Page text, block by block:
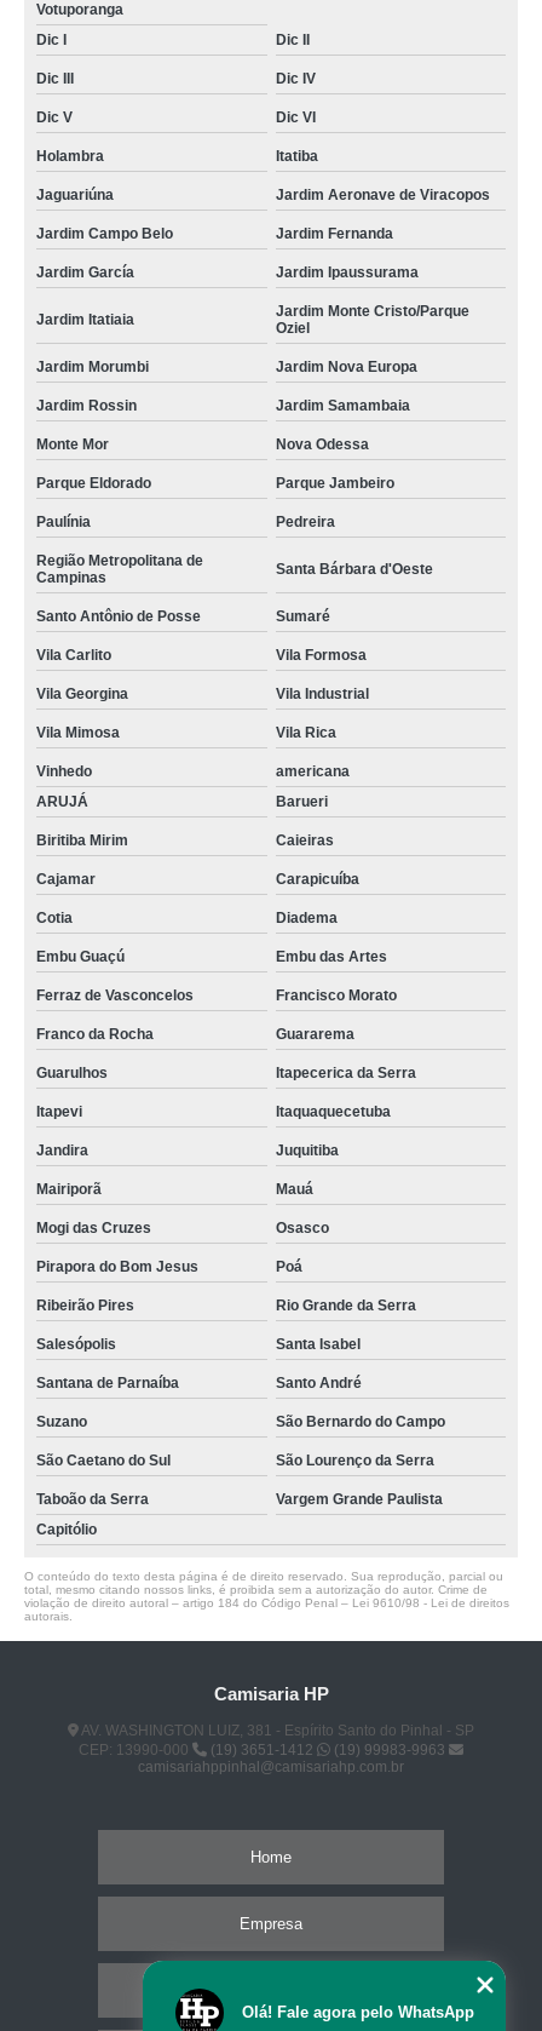
Votuporanga
Dic I
Dic II
Dic III Dic IV
Dic V Dic VI
Holambra Itatiba
Jaguariúna Jardim Aeronave de Viracopos
Jardim Campo Belo Jardim Fernanda
Jardim García Jardim Ipaussurama
Jardim Itatiaia
Jardim Monte Cristo/Parque
Oziel
Jardim Morumbi Jardim Nova Europa
Jardim Rossin Jardim Samambaia
Monte Mor Nova Odessa
Parque Eldorado Parque Jambeiro
Paulínia Pedreira
Região Metropolitana de
Campinas
Santa Bárbara d'Oeste
Santo Antônio de Posse Sumaré
Vila Carlito Vila Formosa
Vila Georgina Vila Industrial
Vila Mimosa Vila Rica
Vinhedo
americana
ARUJÁ
Barueri
Biritiba Mirim Caieiras
Cajamar Carapicuíba
Cotia Diadema
Embu Guaçú Embu das Artes
Ferraz de Vasconcelos Francisco Morato
Franco da Rocha Guararema
Guarulhos Itapecerica da Serra
Itapevi Itaquaquecetuba
Jandira Juquitiba
Mairiporã Mauá
Mogi das Cruzes Osasco
Pirapora do Bom Jesus Poá
Ribeirão Pires Rio Grande da Serra
Salesópolis Santa Isabel
Santana de Parnaíba Santo André
Suzano São Bernardo do Campo
São Caetano do Sul São Lourenço da Serra
Taboão da Serra
Vargem Grande Paulista
Capitólio
O conteúdo do texto desta página é de direito reservado. Sua reprodução, parcial ou
total, mesmo citando nossos links, é proibida sem a autorização do autor. Crime de
violação de direito autoral – artigo 184 do Código Penal – Lei 9610/98 - Lei de direitos
autorais
Camisaria HP
AV. WASHINGTON LUIZ, 381 - Espírito Santo do Pinhal - SP
CEP: 13990-000
(19) 3651-1412
(19) 99983-9963
camisariahppinhal@camisariahp.com.br
Home
Empresa
Olá! Fale agora pelo WhatsApp